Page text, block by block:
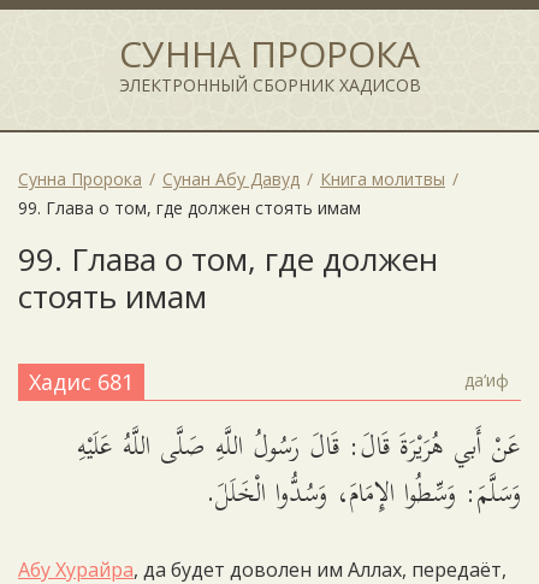
СУННА ПРОРОКА
ЭЛЕКТРОННЫЙ СБОРНИК ХАДИСОВ
Сунна Пророка Сунан Абу Давуд
Книга молитвы
99. Глава о том, где должен стоять имам
99. Глава о том, где должен
стоять имам
Хадис 681 да‘иф
عَنْ أَبي هُرَيْرَةَ قَالَ: قَالَ رَسُولُ اللَّهِ صَلَّى اللَّهُ عَلَيْهِ
وَسَلَّمَ: وَسِّطُوا الإِمَامَ، وَسُدُّوا الْخَلَلَ.
Абу Хурайра, да будет доволен им Аллах, передаёт,